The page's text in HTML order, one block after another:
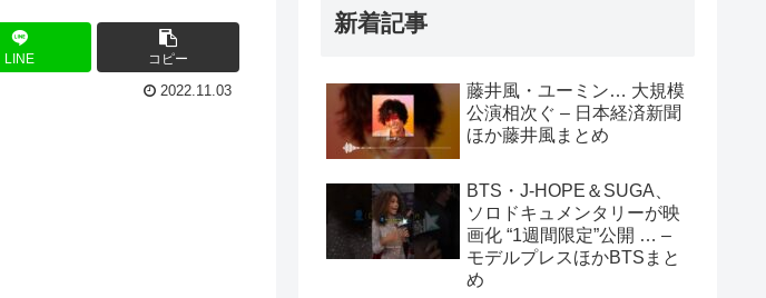
LINE コピー
2022.11.03
新着記事
藤井風・ユーミン… 大規模
公演相次ぐ – 日本経済新聞
ほか藤井風まとめ
BTS・J-HOPE＆SUGA、
ソロドキュメンタリーが映
画化 “1週間限定”公開 … –
モデルプレスほかBTSまと
め